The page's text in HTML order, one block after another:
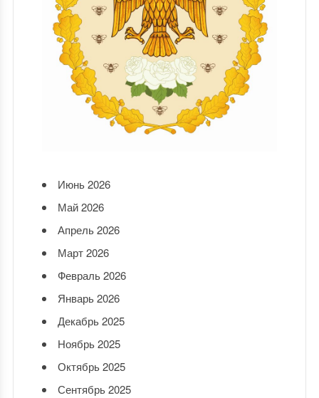
Июнь 2026
Май 2026
Апрель 2026
Март 2026
Февраль 2026
Январь 2026
Декабрь 2025
Ноябрь 2025
Октябрь 2025
Сентябрь 2025